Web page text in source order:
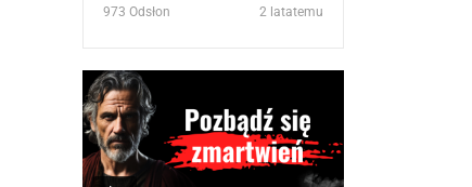
973 Odsłon 2 latatemu